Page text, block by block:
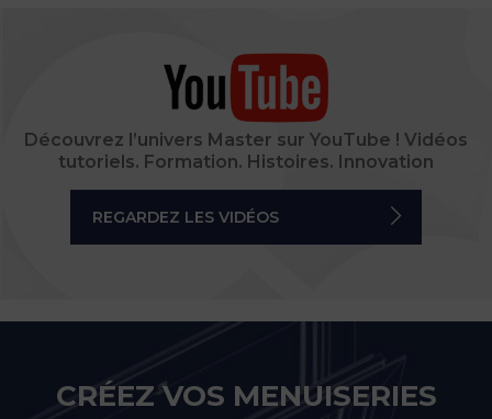
Découvrez l’univers Master sur YouTube ! Vidéos
tutoriels. Formation. Histoires. Innovation
REGARDEZ LES VIDÉOS
CRÉEZ VOS MENUISERIES